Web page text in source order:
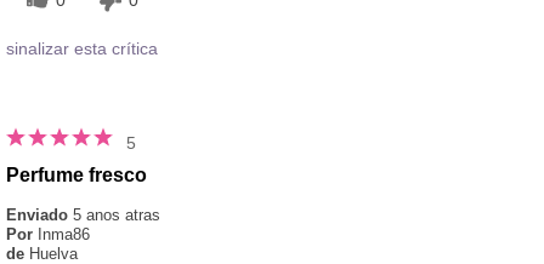
sinalizar esta crítica
5
Perfume fresco
Enviado 5 anos atras
Por Inma86
de Huelva